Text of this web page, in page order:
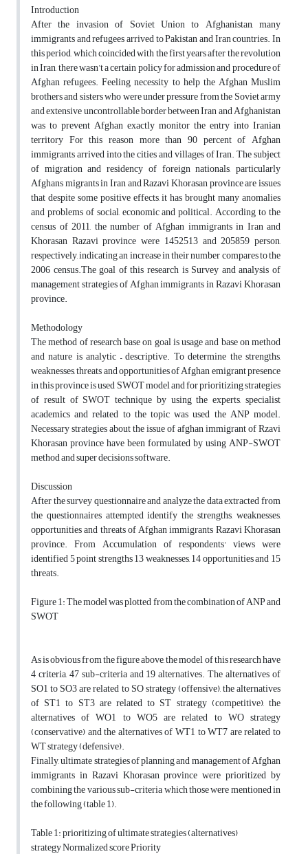
Introduction
After the invasion of Soviet Union to Afghanistan, many
immigrants and refugees arrived to Pakistan and Iran countries. In
this period, which coincided with the first years after the revolution
in Iran, there wasn’t a certain policy for admission and procedure of
Afghan refugees. Feeling necessity to help the Afghan Muslim
brothers and sisters who were under pressure from the Soviet army
and extensive uncontrollable border between Iran and Afghanistan
was to prevent Afghan exactly monitor the entry into Iranian
territory For this reason more than 90 percent of Afghan
immigrants arrived into the cities and villages of Iran. The subject
of migration and residency of foreign nationals, particularly
Afghans migrants in Iran and Razavi Khorasan province are issues
that despite some positive effects, it has brought many anomalies
and problems of social, economic and political. According to the
census of 2011, the number of Afghan immigrants in Iran and
Khorasan Razavi province were 1452513 and 205859 person,
respectively, indicating an increase in their number compares to the
2006 census.The goal of this research is Survey and analysis of
management strategies of Afghan immigrants in Razavi Khorasan
province.
Methodology
The method of research base on goal is usage and base on method
and nature is analytic – descriptive. To determine the strengths,
weaknesses, threats and opportunities of Afghan emigrant presence
in this province is used SWOT model and for prioritizing strategies
of result of SWOT technique by using the experts, specialist
academics and related to the topic was used the ANP model.
Necessary strategies about the issue of afghan immigrant of Rzavi
Khorasan province have been formulated by using ANP-SWOT
method and super decisions software.
Discussion
After the survey questionnaire and analyze the data extracted from
the questionnaires attempted identify the strengths, weaknesses,
opportunities and threats of Afghan immigrants Razavi Khorasan
province. From Accumulation of respondents' views were
identified 5 point strengths 13 weaknesses, 14 opportunities and 15
threats.
Figure 1: The model was plotted from the combination of ANP and
SWOT
As is obvious from the figure above, the model of this research have
4 criteria, 47 sub-criteria and 19 alternatives. The alternatives of
SO1 to SO3 are related to SO strategy (offensive), the alternatives
of ST1 to ST3 are related to ST strategy (competitive), the
alternatives of WO1 to WO5 are related to WO strategy
(conservative) and the alternatives of WT1 to WT7 are related to
WT strategy (defensive).
Finally, ultimate strategies of planning and management of Afghan
immigrants in Razavi Khorasan province were prioritized by
combining the various sub-criteria which those were mentioned in
the following (table 1).
Table 1: prioritizing of ultimate strategies (alternatives)
strategy Normalized score Priority